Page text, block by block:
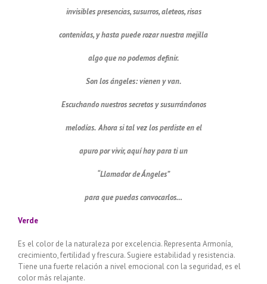
invisibles presencias, susurros, aleteos, risas
contenidas, y hasta puede rozar nuestra mejilla
algo que no podemos definir.
Son los ángeles: vienen y van.
Escuchando nuestros secretos y susurrándonos
melodías. Ahora si tal vez los perdiste en el
apuro por vivir, aquí hay para ti un
“Llamador de Ángeles”
para que puedas convocarlos…
Verde
Es el color de la naturaleza por excelencia. Representa Armonía,
crecimiento, fertilidad y frescura. Sugiere estabilidad y resistencia.
Tiene una fuerte relación a nivel emocional con la seguridad, es el
color más relajante.